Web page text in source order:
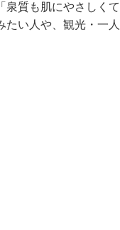
泉質も肌にやさしくて
い人や、観光・一人